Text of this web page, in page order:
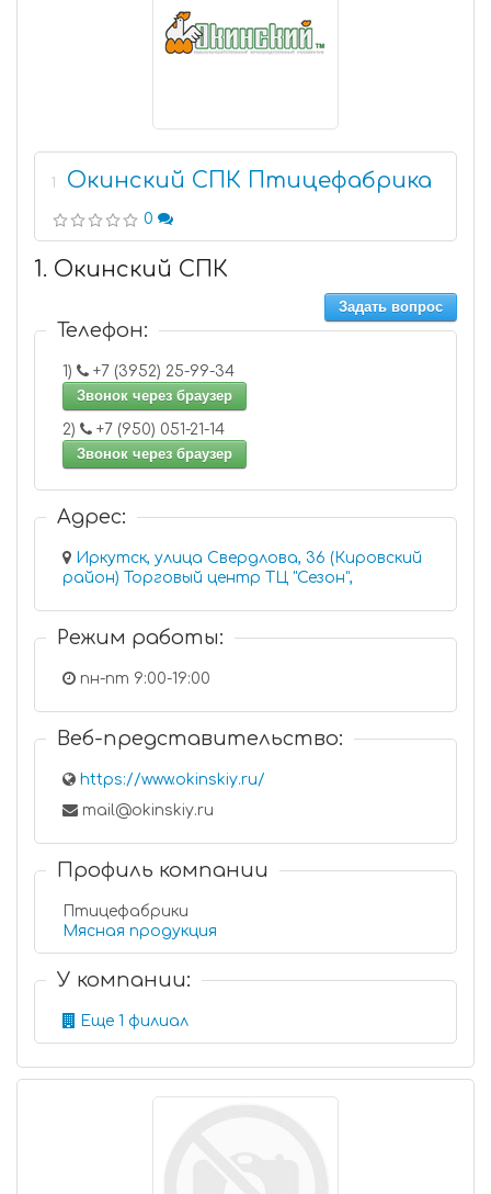
1 Окинский СПК Птицефабрика
0
1. Окинский СПК
Задать вопрос
Телефон:
1)
+7 (3952) 25-99-34
Звонок через браузер
2)
+7 (950) 051-21-14
Звонок через браузер
Адрес:
Иркутск, улица Свердлова, 36 (Кировский
район) Торговый центр ТЦ "Сезон",
Режим работы:
пн-пт 9:00-19:00
Веб-представительство:
https://www.okinskiy.ru/
mail@okinskiy.ru
Профиль компании
Птицефабрики
Мясная продукция
У компании:
Еще 1 филиал